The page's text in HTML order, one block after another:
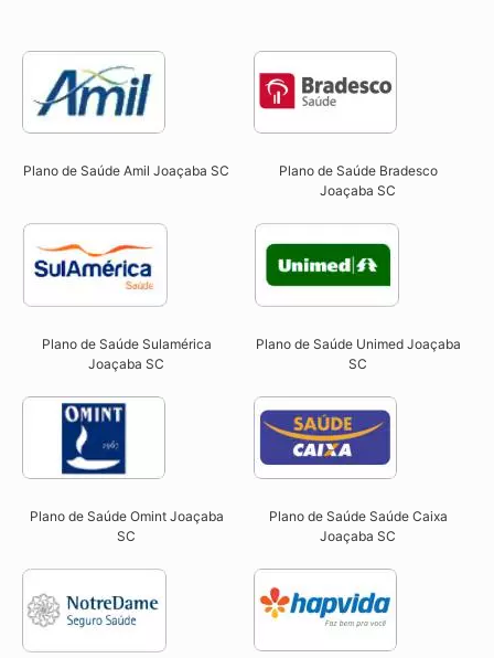
Plano de Saúde Amil Joaçaba SC
Plano de Saúde Bradesco
Joaçaba SC
Plano de Saúde Sulamérica
Joaçaba SC
Plano de Saúde Unimed Joaçaba
SC
Plano de Saúde Omint Joaçaba
SC​
Plano de Saúde Saúde Caixa
Joaçaba SC​